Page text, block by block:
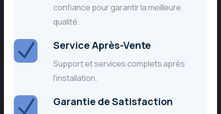
confiance pour garantir la meilleure
qualité.
Service Après-Vente
Support et services complets après
l'installation.
Garantie de Satisfaction